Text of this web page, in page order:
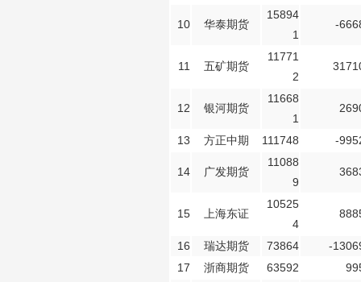
10 华泰期货
15894
1
-
11 五矿期货
11771
2
12 银河期货
11668
1
13 方正中期 111748 -
14 广发期货
11088
9
15 上海东证
10525
4
16 瑞达期货 73864
-
17
浙商期货 63592